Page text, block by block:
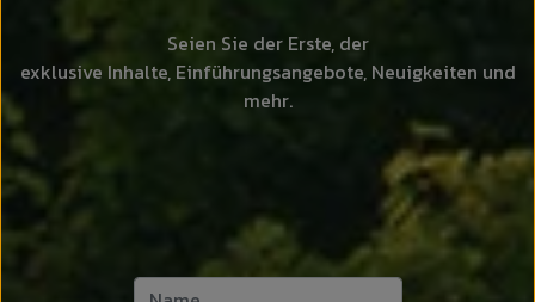
Seien Sie der Erste, der
exklusive Inhalte, Einführungsangebote, Neuigkeiten und
mehr.